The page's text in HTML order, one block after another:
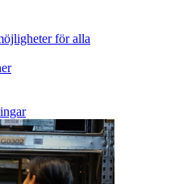
för alla